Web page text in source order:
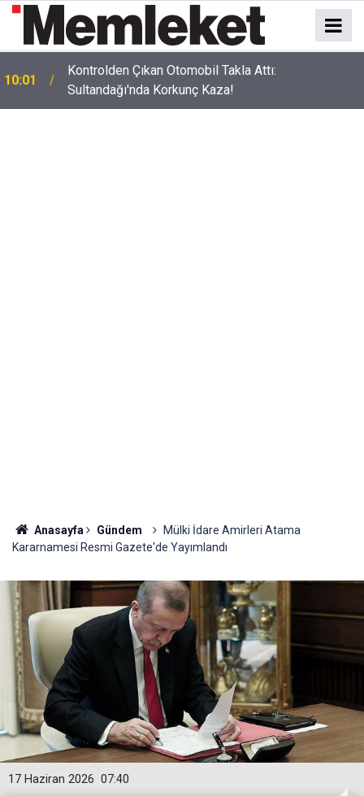
09:55 İpek Yolu Koridoru Canlandı Türkiye Rekor Kırdı
Anasayfa Gündem
Mülki İdare Amirleri Atama
Kararnamesi Resmi Gazete'de Yayımlandı
07:40
17 Haziran 2026